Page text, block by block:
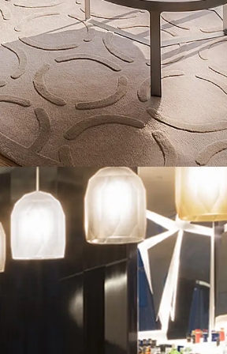
Zurück Querkraftbewehrung
Querkraftbewehrung JDA-S
Rückbiegeanschlüsse
Zurück Rückbiegeanschlüsse
FERBOX®
Anschlussabdichtung
GFK-Bewehrung
Zurück GFK-Bewehrung
FIBERNOX® V-ROD
Edelstahlbewehrung
Edelstahlbewehrung
Nichtrostender Betonstahl
Mauerwerksbewehrung
Zurück
GRIPRIP®
Bewehrungszubehör